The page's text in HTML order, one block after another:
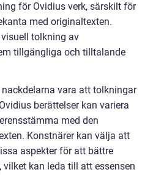
för Ovidius verk, särskilt för
med originaltexten.
tolkning av
tillgängliga och tilltalande
vara att tolkningar
berättelser kan variera
med den
Konstnärer kan välja att
aspekter för att bättre
vilket kan leda till att essensen